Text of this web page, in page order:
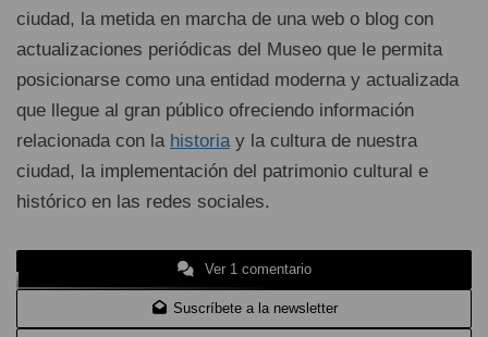
ciudad, la metida en marcha de una web o blog con
actualizaciones periódicas del Museo que le permita
posicionarse como una entidad moderna y actualizada
que llegue al gran público ofreciendo información
relacionada con la historiay la cultura de nuestra
ciudad, la implementación del patrimonio cultural e
histórico en las redes sociales.
Ver 1 comentario
Suscríbete a la newsletter